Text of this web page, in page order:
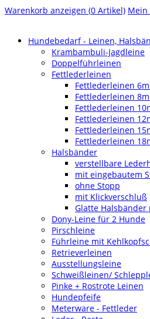
Warenkorb anzeigen (0 Artikel) Mein
Hundebedarf - Leinen,
Krambambuli-Jagdleine
Doppelführleinen
Fettlederleinen
Fettlederleinen
Fettlederleinen
Fettlederleinen
Fettlederleinen
Fettlederleinen
Fettlederleinen
Halsbänder
verstellbare
mit eingebautem
ohne Stopp
mit Klickverschluß
Glatte Halsbänder
Dony-Leine für 2 Hunde
Pirschleine
Führleine mit
Retrieverleinen
Ausstellungsleine
Schweißleinen/
Pinke + Rostrote Leinen
Hundepfeife
Meterware - Fettleder